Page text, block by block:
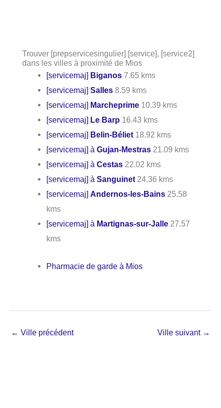
Trouver [prepservicesingulier] [service], [service2]
dans les villes à proximité de Mios
[servicemaj] Biganos 7.65 kms
[servicemaj]Salles 8.59 kms
[servicemaj] Marcheprime 10.39 kms
[servicemaj] Le Barp 16.43 kms
[servicemaj] Belin-Béliet 18.92 kms
[servicemaj] àGujan-Mestras 21.09 kms
[servicemaj] àCestas 22.02 kms
[servicemaj] àSanguinet 24.36 kms
[servicemaj]Andernos-les-Bains 25.58
kms
[servicemaj] à Martignas-sur-Jalle 27.57
kms
Pharmacie de garde à Mios
← Ville précédent Ville suivant →